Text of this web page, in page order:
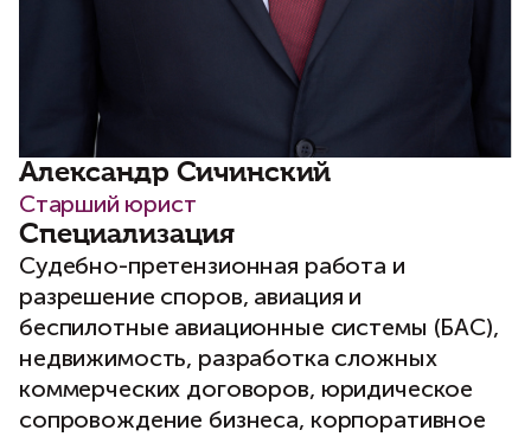
Александр Сичинский
Старший юрист
Специализация
Судебно-претензионная работа и
разрешение споров, авиация и
беспилотные авиационные системы (БАС),
недвижимость, разработка сложных
коммерческих договоров, юридическое
сопровождение бизнеса, корпоративное